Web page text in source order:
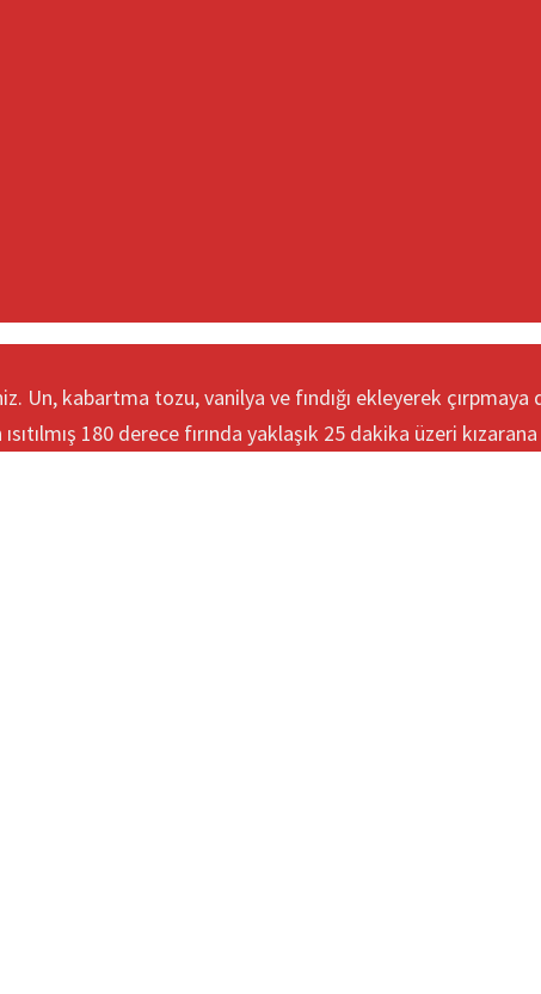
Un, kabartma tozu, vanilya ve fındığı ekleyerek
180 derece fırında yaklaşık 25 dakika üzeri